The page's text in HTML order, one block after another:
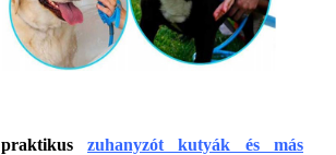
praktikuszuhanyzót kutyák és más